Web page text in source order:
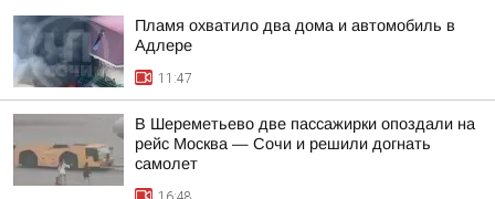
Пламя охватило два дома и автомобиль в
Адлере
11:47
В Шереметьево две пассажирки опоздали на
рейс Москва — Сочи и решили догнать
самолет